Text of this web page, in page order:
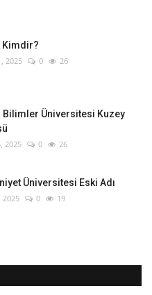
Kimdir?
2025 0 26
Bilimler Üniversitesi Kuzey
2025 0 26
Üniversitesi Eski Adı
2025 0 19